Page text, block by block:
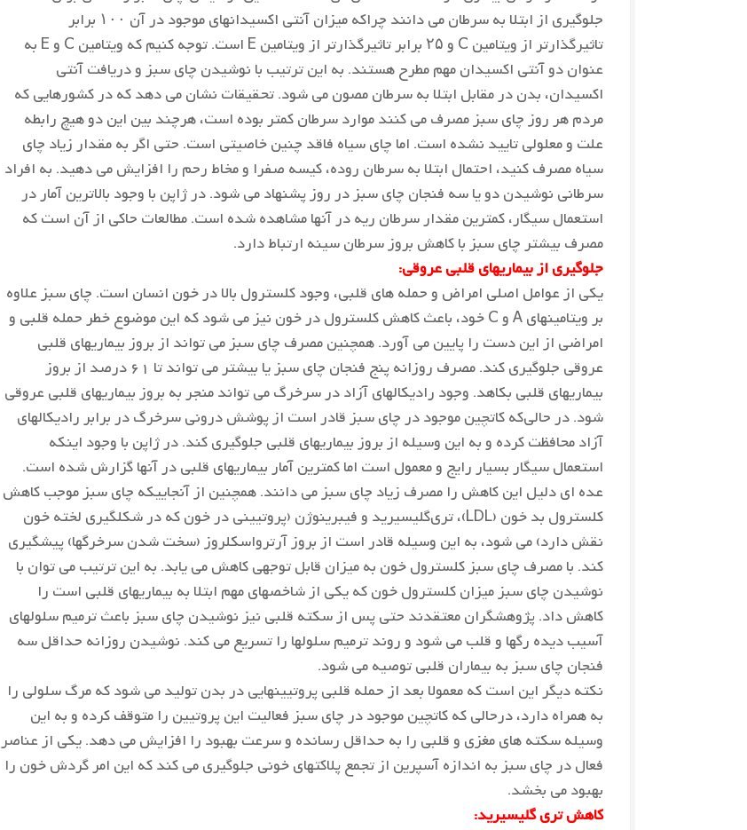
جلوگیری از ابتلا به سرطان می دانند چراکه میزان آنتی اکسیدانهای موجود در آن ۱۰۰ برابر
تاثیرگذارتر از ویتامین C و ۲۵ برابر تاثیرگذارتر از ویتامین E است. توجه کنیم که ویتامین C و E به
عنوان دو آنتی اکسیدان مهم مطرح هستند. به این ترتیب با نوشیدن چای سبز و دریافت آنتی
اکسیدان، بدن در مقابل ابتلا به سرطان مصون می شود. تحقیقات نشان می دهد که در کشورهایی که
مردم هر روز چای سبز مصرف می کنند موارد سرطان کمتر بوده است، هرچند بین این دو هیچ رابطه
علت و معلولی تایید نشده است. اما چای سیاه فاقد چنین خاصیتی است. حتی اگر به مقدار زیاد چای
سیاه مصرف کنید، احتمال ابتلا به سرطان روده، کیسه صفرا و مخاط رحم را افزایش می دهید. به افراد
سرطانی نوشیدن دو یا سه فنجان چای سبز در روز پشنهاد می شود. در ژاپن با وجود بالاترین آمار در
استعمال سیگار، کمترین مقدار سرطان ریه در آنها مشاهده شده است. مطالعات حاکی از آن است که
مصرف بیشتر چای سبز با کاهش بروز سرطان سینه ارتباط دارد.
جلوگیری از بیماریهای قلبی عروقی:
یکی از عوامل اصلی امراض و حمله های قلبی، وجود کلسترول بالا در خون انسان است. چای سبز علاوه
بر ویتامینهای A و C خود، باعث کاهش کلسترول در خون نیز می شود که این موضوع خطر حمله قلبی و
امراضی از این دست را پایین می آورد. همچنین مصرف چای سبز می تواند از بروز بیماریهای قلبی
عروقی جلوگیری کند. مصرف روزانه پنج فنجان چای سبز یا بیشتر می تواند تا 61 درصد از بروز
بیماریهای قلبی بکاهد. وجود رادیکالهای آزاد در سرخرگ می تواند منجر به بروز بیماریهای قلبی عروقی
شود. در حالی‌که کاتچین موجود در چای سبز قادر است از پوشش درونی سرخرگ در برابر رادیکالهای
آزاد محافظت کرده و به این وسیله از بروز بیماریهای قلبی جلوگیری کند. در ژاپن با وجود اینکه
استعمال سیگار بسیار رایج و معمول است اما کمترین آمار بیماریهای قلبی در آنها گزارش شده است.
عده ای دلیل این کاهش را مصرف زیاد چای سبز می دانند. همچنین از آنجاییکه چای سبز موجب کاهش
کلسترول بد خون (LDL)، تری‌گلیسیرید و فیبرینوژن (پروتیینی در خون که در شکلگیری لخته خون
نقش دارد) می شود، به این وسیله قادر است از بروز آرترواسکلروز (سخت شدن سرخرگها) پیشگیری
کند. با مصرف چای سبز کلسترول خون به میزان قابل توجهی کاهش می یابد. به این ترتیب می توان با
نوشیدن چای سبز میزان کلسترول خون که یکی از شاخصهای مهم ابتلا به بیماریهای قلبی است را
کاهش داد. پژوهشگران معتقدند حتی پس از سکته قلبی نیز نوشیدن چای سبز باعث ترمیم سلولهای
آسیب دیده رگها و قلب می شود و روند ترمیم سلولها را تسریع می کند. نوشیدن روزانه حداقل سه
فنجان چای سبز به بیماران قلبی توصیه می شود.
نکته دیگر این است که معمولا بعد از حمله قلبی پروتیینهایی در بدن تولید می شود که مرگ سلولی را
به همراه دارد، درحالی که کاتچین موجود در چای سبز فعالیت این پروتیین را متوقف کرده و به این
وسیله سکته های مغزی و قلبی را به حداقل رسانده و سرعت بهبود را افزایش می دهد. یکی از عناصر
فعال در چای سبز به اندازه آسپرین از تجمع پلاکتهای خونی جلوگیری می کند که این امر گردش خون را
بهبود می بخشد.
کاهش تری گلیسیرید: